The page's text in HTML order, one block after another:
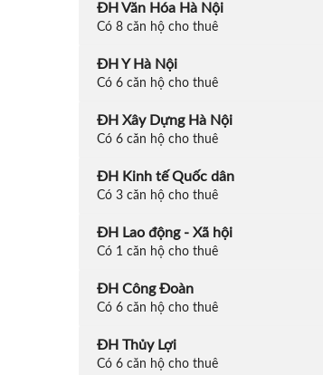
ĐH Văn Hóa Hà Nội
Có 8 căn hộ cho thuê
ĐH Y Hà Nội
Có 6 căn hộ cho thuê
ĐH Xây Dựng Hà Nội
Có 6 căn hộ cho thuê
ĐH Kinh tế Quốc dân
Có 3 căn hộ cho thuê
ĐH Lao động - Xã hội
Có 1 căn hộ cho thuê
ĐH Công Đoàn
Có 6 căn hộ cho thuê
ĐH Thủy Lợi
Có 6 căn hộ cho thuê